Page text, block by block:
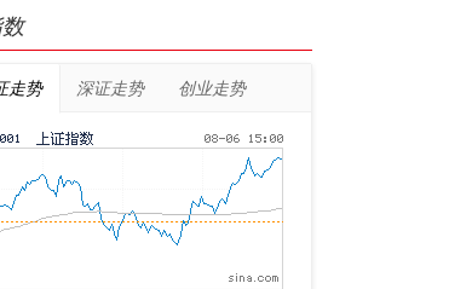
走势 深证走势 创业走势